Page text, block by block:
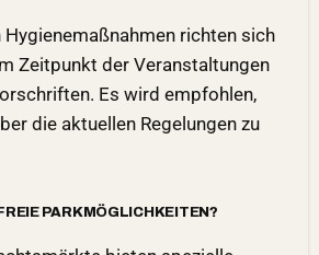
Hygienemaßnahmen richten sich
Zeitpunkt derVeranstaltungen
Es wird empfohlen,
die aktuellen Regelungen zu
PARKMÖGLICHKEITEN?